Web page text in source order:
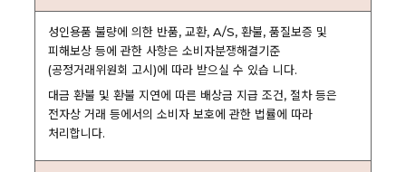
성인용품 불량에 의한 반품, 교환, A/S, 환불, 품질보증 및
피해보상 등에 관한 사항은 소비자분쟁해결기준
(공정거래위원회 고시)에 따라 받으실 수 있습 니다.
대금 환불 및 환불 지연에 따른 배상금 지급 조건, 절차 등은
전자상 거래 등에서의 소비자 보호에 관한 법률에 따라
처리합니다.